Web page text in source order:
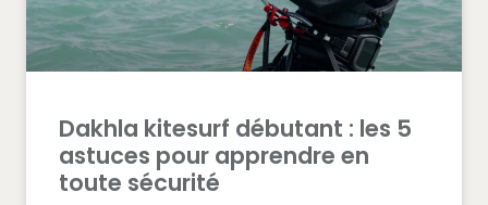
cigaret
for
sale
professional
Dakhla kitesurf débutant : les 5
astuces pour apprendre en
toute sécurité